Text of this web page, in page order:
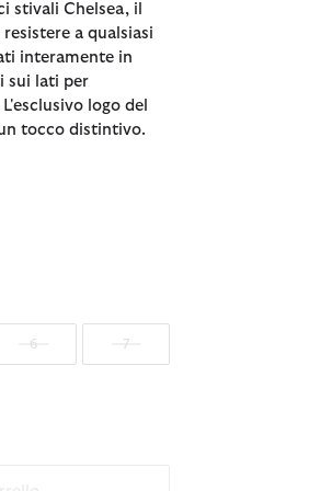
stivali Chelsea, il
a qualsiasi
interamente in
sui lati per
logo del
tocco distintivo.
6 7